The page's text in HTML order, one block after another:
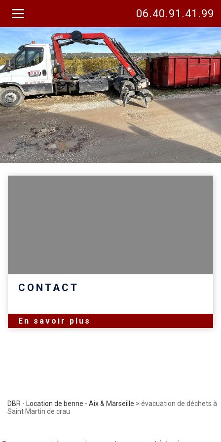
06.40.91.41.99
CONTACT
En savoir plus
DBR - Location de benne - Aix & Marseille > évacuation de déchets à
Saint Martin de crau